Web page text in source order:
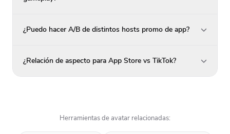
¿Puedo hacer A/B de distintos hosts promo de app?
¿Relación de aspecto para App Store vs TikTok?
Herramientas de avatar relacionadas: